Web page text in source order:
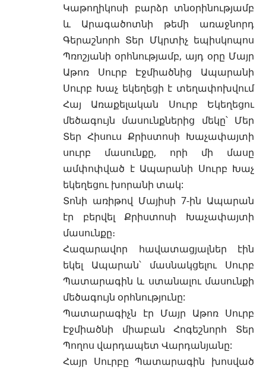
Կաթողիկոսի բարձր տնօրինությամբ
և Արագածոտնի թեմի առաջնորդ
Գերաշնորհ Տեր Մկրտիչ եպիսկոպոս
Պռոշյանի օրհնությամբ, այդ օրը Մայր
Աթոռ Սուրբ Էջմիածնից Ապարանի
Սուրբ Խաչ եկեղեցի է տեղափոխվում
Հայ Առաքելական Սուրբ Եկեղեցու
մեծագույն մասունքներից մեկը՝ Մեր
Տեր Հիսուս Քրիստոսի Խաչափայտի
սուրբ մասունքը, որի մի մասը
ամփոփված է Ապարանի Սուրբ Խաչ
եկեղեցու խորանի տակ:
Տոնի առիթով Մայիսի 7-ին Ապարան
էր բերվել Քրիստոսի Խաչափայտի
մասունքը։
Հազարավոր հավատացյալներ էին
եկել Ապարան՝ մասնակցելու Սուրբ
Պատարագին և ստանալու մասունքի
մեծագույն օրհնությունը:
Պատարագիչն էր Մայր Աթոռ Սուրբ
Էջմիածնի միաբան Հոգեշնորհ Տեր
Պողոս վարդապետ Վարդանյանը:
Հայր Սուրբը Պատարագին խոսված